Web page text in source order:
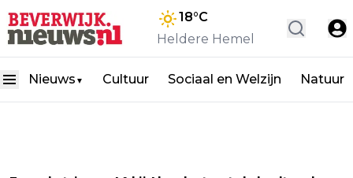
18°C
Heldere Hemel
Nieuws ▼ Cultuur Sociaal en Welzijn Natuur